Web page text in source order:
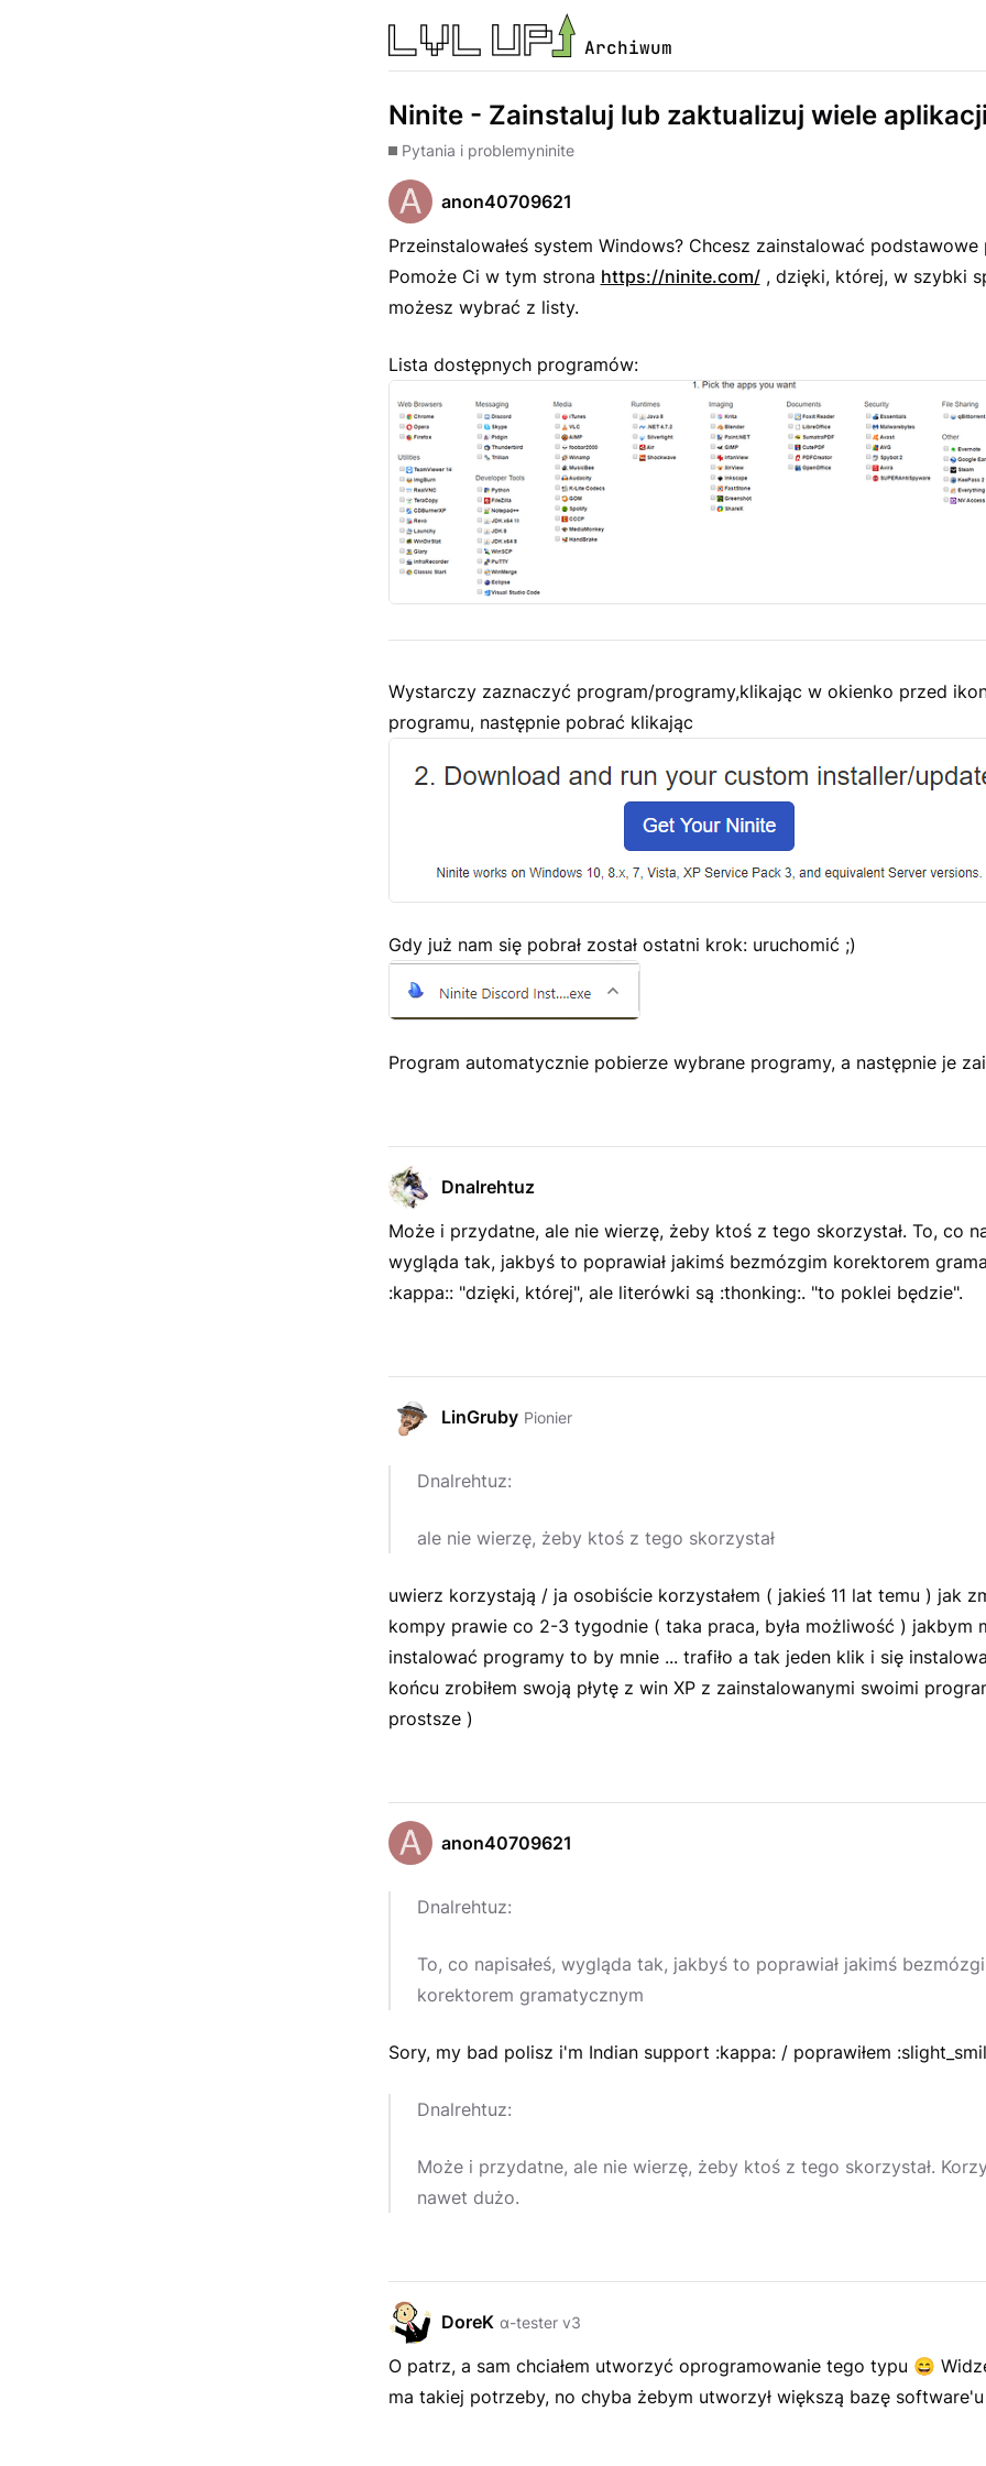
Archiwum
Ninite - Zainstaluj lub zaktualizuj wiele
Pytania i problemyninite
anon40709621
Przeinstalowałeś system Windows? Chcesz zainstalować podstawowe
Pomoże Ci w tym strona https://ninite.com/, dzięki, której, w szybki
możesz wybrać z listy.
Lista dostępnych programów:
Wystarczy zaznaczyć program/programy,klikając w okienko przed
programu, następnie pobrać klikając
Gdy już nam się pobrał został ostatni krok: uruchomić ;)
Program automatycznie pobierze wybrane programy, a następnie je
Dnalrehtuz
Może i przydatne, ale nie wierzę, żeby ktoś z tego skorzystał. To, co
wygląda tak, jakbyś to poprawiał jakimś bezmózgim korektorem
:kappa:: "dzięki, której", ale literówki są :thonking:. "to poklei będzie".
LinGruby Pionier
Dnalrehtuz:
ale nie wierzę, żeby ktoś z tego skorzystał
uwierz korzystają / ja osobiście korzystałem ( jakieś 11 lat temu ) jak
kompy prawie co 2-3 tygodnie ( taka praca, była możliwość ) jakbym
instalować programy to by mnie ... trafiło a tak jeden klik i się
końcu zrobiłem swoją płytę z win XP z zainstalowanymi swoimi
prostsze )
anon40709621
Dnalrehtuz:
To, co napisałeś, wygląda tak, jakbyś to poprawiał jakimś
korektorem gramatycznym
Sory, my bad polisz i'm Indian support :kappa: / poprawiłem
Dnalrehtuz:
Może i przydatne, ale nie wierzę, żeby ktoś z tego skorzystał.
nawet dużo.
DoreK α-tester v3
O patrz, a sam chciałem utworzyć oprogramowanie tego typu 😄
ma takiej potrzeby, no chyba żebym utworzył większą bazę